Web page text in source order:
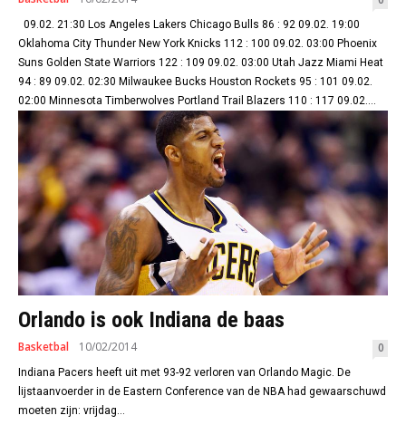
Oklahoma City Thunder New York Knicks 112 : 100 09.02. 03:00 Phoenix
Suns Golden State Warriors 122 : 109 09.02. 03:00 Utah Jazz Miami Heat
94 : 89 09.02. 02:30 Milwaukee Bucks Houston Rockets 95 : 101 09.02.
02:00 Minnesota Timberwolves Portland Trail Blazers 110 : 117 09.02....
Orlando is ook Indiana de baas
Basketbal 10/02/2014 0
Indiana Pacers heeft uit met 93-92 verloren van Orlando Magic. De
lijstaanvoerder in de Eastern Conference van de NBA had gewaarschuwd
moeten zijn: vrijdag...